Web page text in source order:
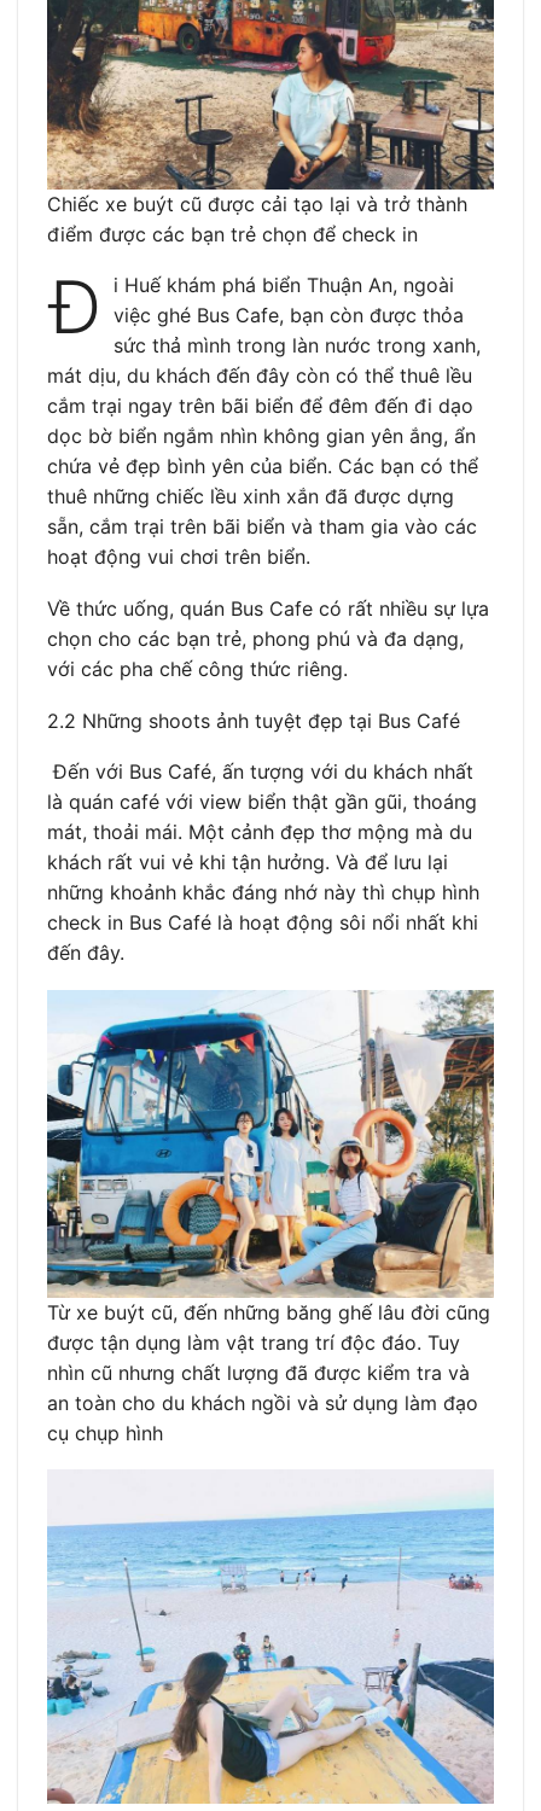
Chiếc xe buýt cũ được cải tạo lại và trở thành
điểm được các bạn trẻ chọn để check in
Đ
i Huế khám phá biển Thuận An, ngoài
việc ghé Bus Cafe, bạn còn được thỏa
sức thả mình trong làn nước trong xanh,
mát dịu, du khách đến đây còn có thể thuê lều
cắm trại ngay trên bãi biển để đêm đến đi dạo
dọc bờ biển ngắm nhìn không gian yên ắng, ẩn
chứa vẻ đẹp bình yên của biển. Các bạn có thể
thuê những chiếc lều xinh xắn đã được dựng
sẵn, cắm trại trên bãi biển và tham gia vào các
hoạt động vui chơi trên biển.
Về thức uống, quán Bus Cafe có rất nhiều sự lựa
chọn cho các bạn trẻ, phong phú và đa dạng,
với các pha chế công thức riêng.
2.2 Những shoots ảnh tuyệt đẹp tại Bus Café
Đến với Bus Café, ấn tượng với du khách nhất
là quán café với view biển thật gần gũi, thoáng
mát, thoải mái. Một cảnh đẹp thơ mộng mà du
khách rất vui vẻ khi tận hưởng. Và để lưu lại
những khoảnh khắc đáng nhớ này thì chụp hình
check in Bus Café là hoạt động sôi nổi nhất khi
đến đây.
Từ xe buýt cũ, đến những băng ghế lâu đời cũng
được tận dụng làm vật trang trí độc đáo. Tuy
nhìn cũ nhưng chất lượng đã được kiểm tra và
an toàn cho du khách ngồi và sử dụng làm đạo
cụ chụp hình